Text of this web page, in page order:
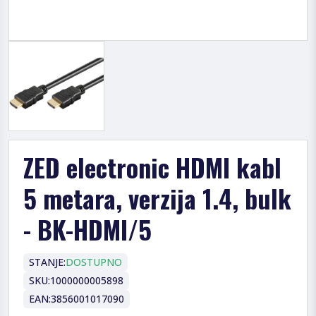
ZED electronic HDMI kabl
5 metara, verzija 1.4, bulk
- BK-HDMI/5
STANJE:DOSTUPNO
SKU:1000000005898
EAN:3856001017090